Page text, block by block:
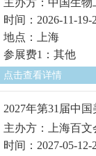
主办方：中国生
时间：2026-11-19-
地点：上海
参展费1：其他
点击查看详情
2027年第31届中
主办方：上海百文
时间：2027-05-12-